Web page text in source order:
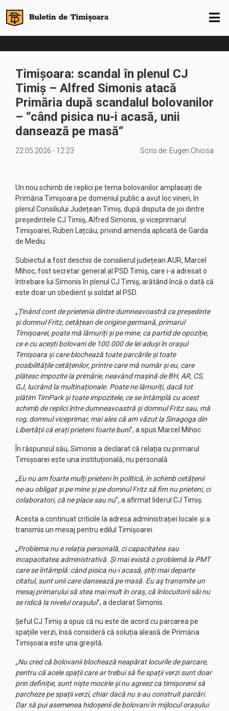
Timișoara: scandal în plenul CJ
Timiș – Alfred Simonis atacă
Primăria după scandalul bolovanilor
– “când pisica nu-i acasă, unii
dansează pe masă“
22.05.2026 - 12:23 Scris de: Eugen Chiosa
Un nou schimb de replici pe tema bolovanilor amplasați de
Primăria Timișoara pe domeniul public a avut loc vineri, în
plenul Consiliului Județean Timiș, după disputa de joi dintre
președintele CJ Timiș, Alfred Simonis, și viceprimarul
Timișoarei, Ruben Lațcău, privind amenda aplicată de Garda
de Mediu.
Subiectul a fost deschis de consilierul județean AUR, Marcel
Mihoc, fost secretar general al PSD Timiș, care i-a adresat o
întrebare lui Simonis în plenul CJ Timiș, arătând încă o dată că
este doar un obedient și soldat al PSD.
„Ținând cont de prietenia dintre dumneavoastră ca președinte
și domnul Fritz, cetățean de origine germană, primarul
Timișoarei, poate mă lămuriți și pe mine, ca partid de opoziție,
ce e cu acești bolovani de 100.000 de lei aduși în orașul
Timișoara și care blochează toate parcările și toate
posibilitățile cetățenilor, printre care mă număr și eu, care
plătesc impozite la primărie, neavând mașină de BH, AR, CS,
GJ, lucrând la multinaționale. Poate ne lămuriți, dacă tot
plătim TimPark și toate impozitele, ce se întâmplă cu acest
schimb de replici între dumneavoastră și domnul Fritz sau, mă
rog, domnul viceprimar, mai ales că am văzut la Sinagoga din
Libertății că erați prieteni foarte buni”, a spus Marcel Mihoc.
În răspunsul său, Simonis a declarat că relația cu primarul
Timișoarei este una instituțională, nu personală.
„Eu nu am foarte mulți prieteni în politică, în schimb cetățenii
ne-au obligat și pe mine și pe domnul Fritz să fim nu prieteni, ci
colaboratori, că ne place sau nu”, a afirmat liderul CJ Timiș.
Acesta a continuat criticile la adresa administrației locale și a
transmis un mesaj pentru edilul Timișoarei.
„Problema nu e relația personală, ci capacitatea sau
incapacitatea administrativă. Și mai există o problemă la PMT
care se întâmplă: când pisica nu-i acasă, știți mai departe
citatul, sunt unii care dansează pe masă. Eu aș transmite un
mesaj primarului să stea mai mult în oraș, că înlocuitorii săi nu
se ridică la nivelul orașului”, a declarat Simonis.
Șeful CJ Timiș a spus că nu este de acord cu parcarea pe
spațiile verzi, însă consideră că soluția aleasă de Primăria
Timișoara este una greșită.
„Nu cred că bolovanii blochează neapărat locurile de parcare,
pentru că acele spații care ar trebui să fie spații verzi sunt doar
prin definiție, sunt niște mocirle și nu agreez ca timișorenii să
parcheze pe spații verzi, chiar dacă nu s-au construit parcări.
Dar să pui asemenea hidoșenii de bolovani în mijlocul orașului